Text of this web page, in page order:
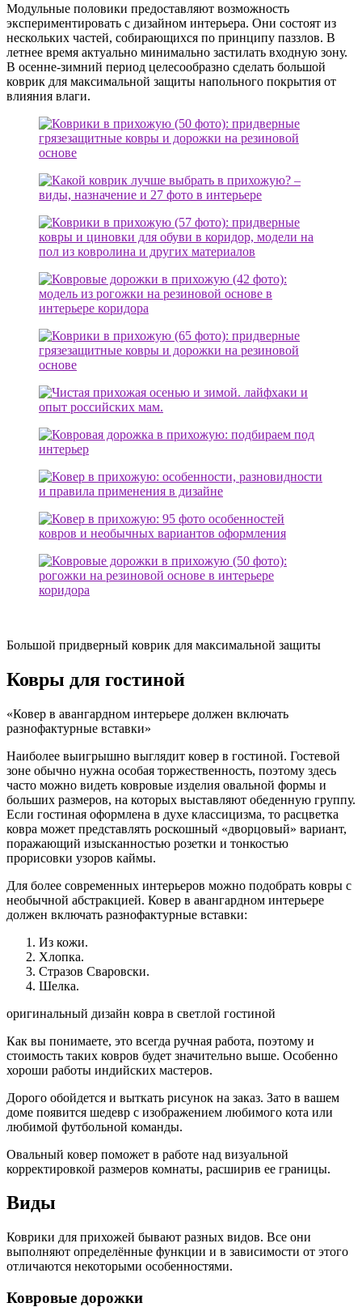
Модульные половики предоставляют возможность
экспериментировать с дизайном интерьера. Они состоят из
нескольких частей, собирающихся по принципу паззлов. В
летнее время актуально минимально застилать входную зону.
В осенне-зимний период целесообразно сделать большой
коврик для максимальной защиты напольного покрытия от
влияния влаги.
Большой придверный коврик для максимальной защиты
Ковры для гостиной
«Ковер в авангардном интерьере должен включать
разнофактурные вставки»
Наиболее выигрышно выглядит ковер в гостиной. Гостевой
зоне обычно нужна особая торжественность, поэтому здесь
часто можно видеть ковровые изделия овальной формы и
больших размеров, на которых выставляют обеденную группу.
Если гостиная оформлена в духе классицизма, то расцветка
ковра может представлять роскошный «дворцовый» вариант,
поражающий изысканностью розетки и тонкостью
прорисовки узоров каймы.
Для более современных интерьеров можно подобрать ковры с
необычной абстракцией. Ковер в авангардном интерьере
должен включать разнофактурные вставки:
Из кожи.
Хлопка.
Стразов Сваровски.
Шелка.
оригинальный дизайн ковра в светлой гостиной
Как вы понимаете, это всегда ручная работа, поэтому и
стоимость таких ковров будет значительно выше. Особенно
хороши работы индийских мастеров.
Дорого обойдется и выткать рисунок на заказ. Зато в вашем
доме появится шедевр с изображением любимого кота или
любимой футбольной команды.
Овальный ковер поможет в работе над визуальной
корректировкой размеров комнаты, расширив ее границы.
Виды
Коврики для прихожей бывают разных видов. Все они
выполняют определённые функции и в зависимости от этого
отличаются некоторыми особенностями.
Ковровые дорожки